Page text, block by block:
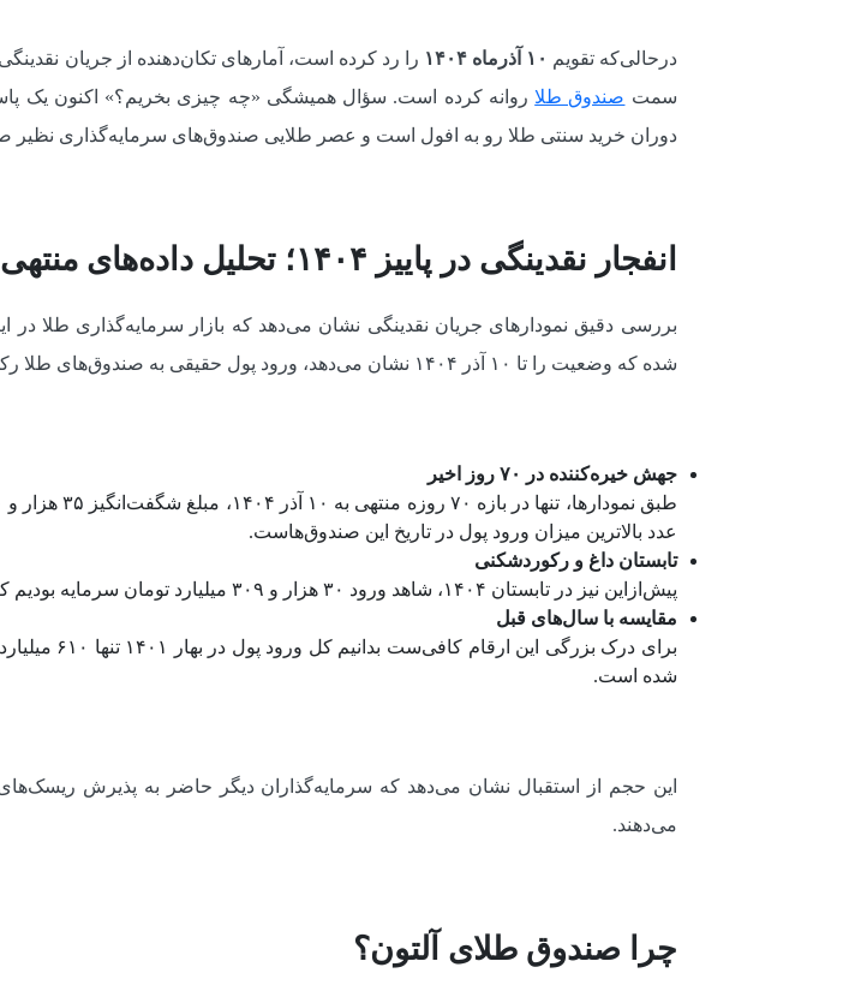
درحالی‌که تقویم ۱۰ آذرماه ۱۴۰۴
را رد کرده است، آمارهای تکان‌دهنده از جریان
سمت صندوق‌ طلاروانه کرده است. سؤال همیشگی «چه چیزی بخریم؟» اکنون یک
دوران خرید سنتی طلا رو به افول است و عصر طلایی صندوق‌های سرمایه‌گذاری نظیر
انفجار نقدینگی در پاییز ۱۴۰۴؛ تحلیل داده‌های منتهی به ۱۰ آذر
بررسی دقیق نمودارهای جریان نقدینگی نشان می‌دهد که بازار سرمایه‌گذاری طلا
شده که وضعیت را تا ۱۰ آذر ۱۴۰۴ نشان می‌دهد، ورود پول حقیقی به صندوق‌های طلا رکوردهای بی‌سابقه‌ای را ثبت کرده است:
جهش خیره‌کننده در ۷۰ روز اخیر
عدد بالاترین میزان ورود پول در تاریخ این صندوق‌هاست.
تابستان داغ و رکوردشکنی
پیش‌ازاین نیز در تابستان ۱۴۰۴، شاهد ورود ۳۰ هزار و ۳۰۹ میلیارد تومان سرمایه بودیم که نشان‌دهنده تثبیت روند اعتماد مردم به ابزارهای نوین مالی است.
مقایسه با سال‌های قبل
شده است.
این حجم از استقبال نشان می‌دهد که سرمایه‌گذاران دیگر حاضر به پذیرش ریسک‌های
می‌دهند.
چرا صندوق طلای آلتون؟